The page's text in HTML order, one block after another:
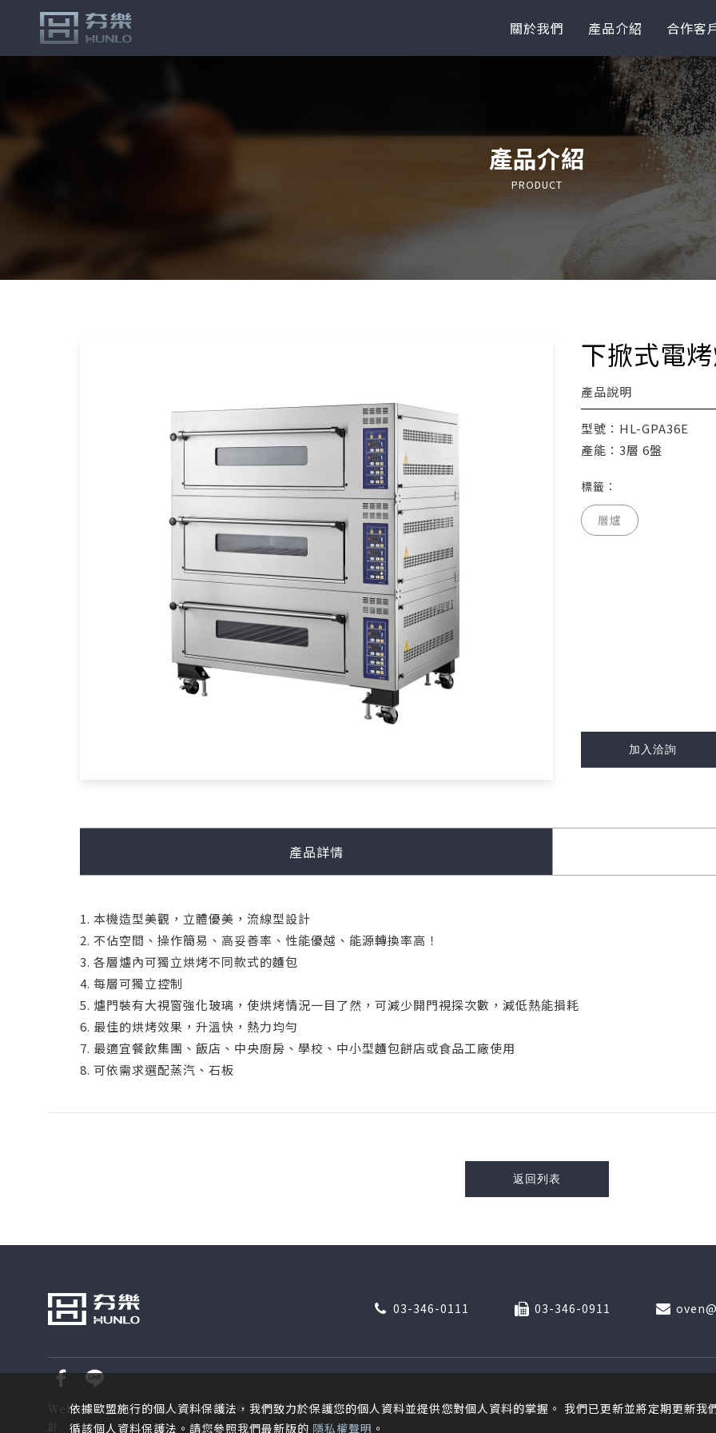
關於我們 產品介紹 合作客
產品介紹
PRODUCT
下掀式電
產品說明
型號：HL-GPA36E
產能：3層 6盤
標籤：
層爐
加入洽詢
產品詳情
1. 本機造型美觀，立體優美，流線型設計
2. 不佔空間、操作簡易、高妥善率、性能優越、能源轉換率高！
3. 各層爐內可獨立烘烤不同款式的麵包
4. 每層可獨立控制
5. 爐門裝有大視窗強化玻璃，使烘烤情況一目了然，可減少開門視探次數，減低熱能損耗
6. 最佳的烘烤效果，升溫快，熱力均勻
7. 最適宜餐飲集團、飯店、中央廚房、學校、中小型麵包餅店或食品工廠使用
8. 可依需求選配蒸汽、石板
返回列表
03-346-0111 03-346-0911
Website DesignCopyright 2026 © 夯樂HUNLOAll Rights Reserved.網頁設計by覺醒設
計
關於我
依據歐盟施行的個人資料保護法，我們致力於保護您的個人資料並提供您對個人資料的掌握。 我們已更新並將定期更新我
循該個人資料保護法。請您參照我們最新版的 隱私權聲明 。